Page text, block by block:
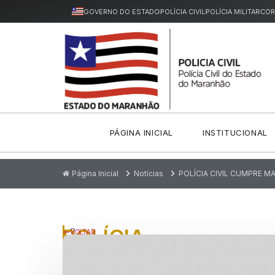
GOVERNO DO ESTADOPOLÍCIA CIVILPOLÍCIA MILITAR
PÁGINA INICIAL INSTITUCIONAL
Página Inicial Notícias POLÍCIA CIVIL CUMPRE
P
POLÍCIA
VOLTAR